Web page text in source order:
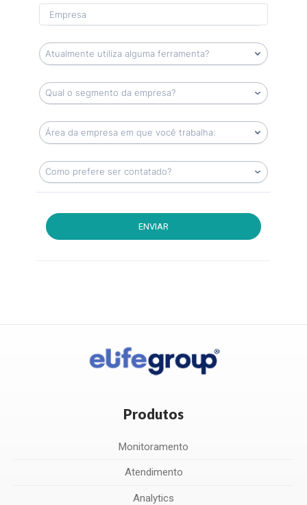
ENVIAR
Produtos
Monitoramento
Atendimento
Analytics